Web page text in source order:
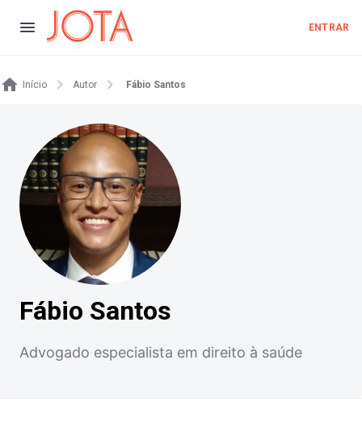
ENTRAR
Início Autor Fábio Santos
Fábio Santos
Advogado especialista em direito à saúde